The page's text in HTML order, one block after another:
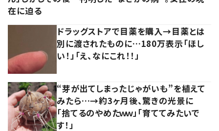
在に迫る
ドラッグストアで目薬を購入→目薬とは
別に渡されたものに…180万表示「ほし
い！」「え、なにこれ！！」
“芽が出てしまったじゃがいも”を植えて
みたら…→約3ヶ月後、驚きの光景に
「捨てるのやめたｗｗ」「育ててみたいで
す！」